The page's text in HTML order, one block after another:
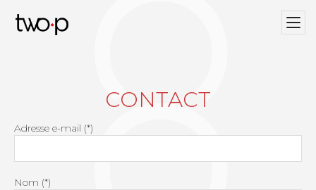
CONTACT
Adresse e-mail (*)
Nom (*)